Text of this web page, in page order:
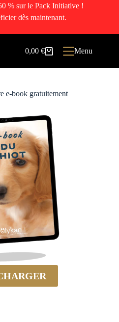
% sur le Pack Initiative !
dès maintenant.
0,00€ Menu
e-book gratuitement